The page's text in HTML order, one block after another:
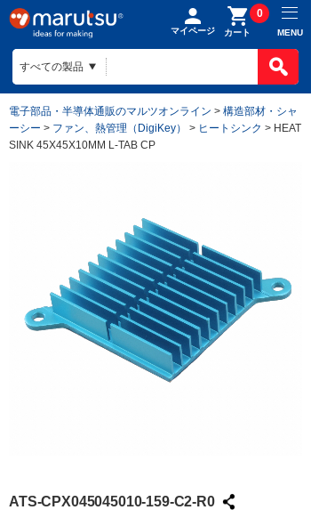
マイページ カート
0
MENU
電子部品・半導体通販のマルツオンライン > 構造部材・シャ
ーシー > ファン、熱管理（DigiKey） > ヒートシンク > HEAT
SINK 45X45X10MM L-TAB CP
ATS-CPX045045010-159-C2-R0